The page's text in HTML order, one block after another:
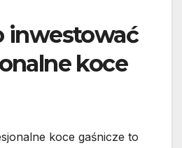
inwestować
koce
koce gaśnicze to